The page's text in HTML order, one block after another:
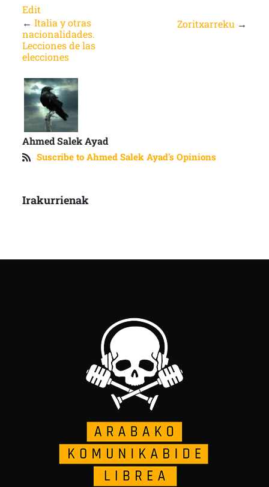
Edit
← Italia y otras
nacionalidades.
Lecciones de las
elecciones
Zoritxarreku →
Ahmed Salek Ayad
Suscribe to Ahmed Salek Ayad's Opinions
Irakurrienak